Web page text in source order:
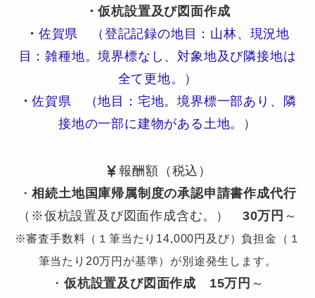
・仮杭設置及び図面作成
・ 佐賀県 （登記記録の地目：山林、現況地
目：雑種地。境界標なし、対象地及び隣接地は
全て更地。）
・佐賀県 （地目：宅地。境界標一部あり、隣
接地の一部に建物がある土地。
）
報酬額（税込）
・相続土地国庫帰属制度の承認申請書作成代行
（※仮杭設置及び図面作成含む。） 30万円 ～
※審査手数料（１筆当たり14,000円及び）負担金（１
筆当たり20万円が基準）が別途発生します。
・ 仮杭設置及び図面作成 15万円 ～